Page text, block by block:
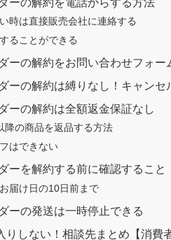
時は直接販売会社に連絡する
ることができる
ーの解約をお問い合わせフォー
ーの解約は縛りなし！キャンセ
ーの解約は全額返金保証なし
降の商品を返品する方法
はできない
ーを解約する前に確認すること
届け日の10日前まで
ーの発送は一時停止できる
りしない！相談先まとめ【消費